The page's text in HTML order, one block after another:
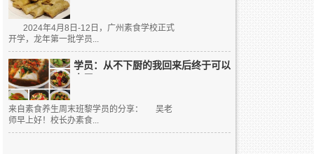
2024年4月8日-12日，广州素食学校正式
开学，龙年第一批学员...
学员：从不下厨的我回来后终于可以
来自素食养生周末班黎学员的分享： 吴老
师早上好！校长办素食...